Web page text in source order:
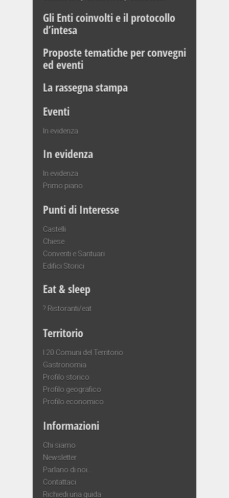
Gli Enti coinvolti e il protocollo
d’intesa
Proposte tematiche per convegni
ed eventi
La rassegna stampa
Eventi
In evidenza
In evidenza
In evidenza
Primo piano
Punti di Interesse
Castelli
Chiese
Conventi e Santuari
Edifici Storici
Eat & sleep
? Ristoranti/eat
Territorio
I 20 Comuni del Territorio
Gastronomia
Profilo storico
Profilo geografico
Profilo economico
Informazioni
Chi siamo
Newsletter
Parlano di noi…
Contattaci
Richiedi una guida